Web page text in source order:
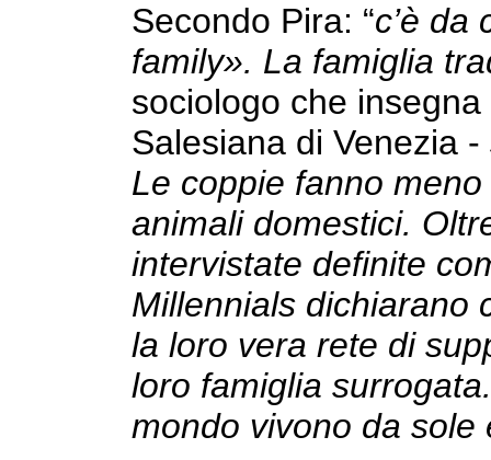
Secondo Pira: “c’è da
family». La famiglia
sociologo che insegna
Salesiana di Venezia -
Le coppie fanno
animali domestici.
intervistate definite
Millennials dichiarano
la loro vera rete di
loro famiglia
mondo vivono da